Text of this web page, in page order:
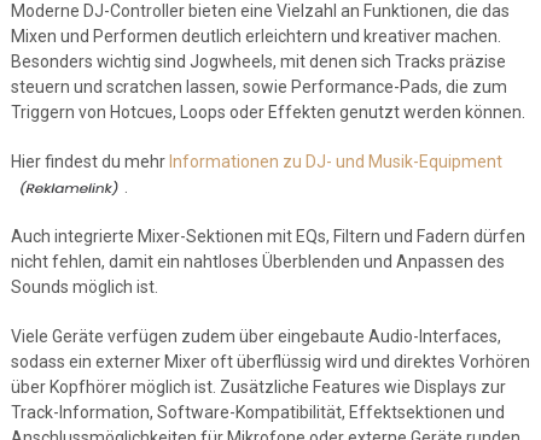
Moderne DJ-Controller bieten eine Vielzahl an Funktionen, die das
Mixen und Performen deutlich erleichtern und kreativer machen.
Besonders wichtig sind Jogwheels, mit denen sich Tracks präzise
steuern und scratchen lassen, sowie Performance-Pads, die zum
Triggern von Hotcues, Loops oder Effekten genutzt werden können.
Hier findest du mehr Informationen zu DJ- und Musik-Equipment
Auch integrierte Mixer-Sektionen mit EQs, Filtern und Fadern dürfen
nicht fehlen, damit ein nahtloses Überblenden und Anpassen des
Sounds möglich ist.
Viele Geräte verfügen zudem über eingebaute Audio-Interfaces,
sodass ein externer Mixer oft überflüssig wird und direktes Vorhören
über Kopfhörer möglich ist. Zusätzliche Features wie Displays zur
Track-Information, Software-Kompatibilität, Effektsektionen und